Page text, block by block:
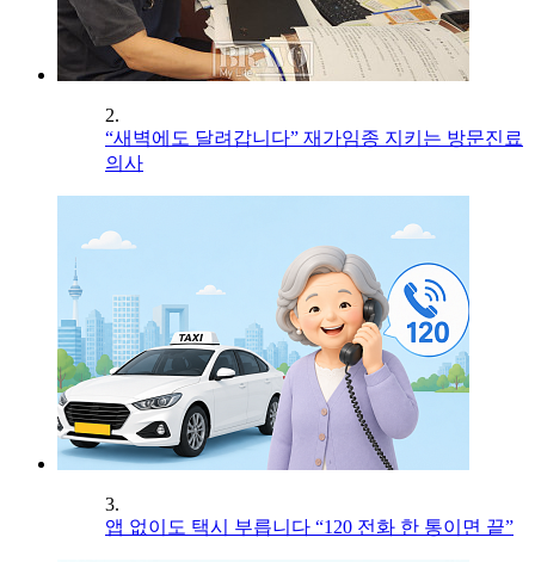
2.
“새벽에도 달려갑니다” 재가임종 지키는 방문진료
의사
3.
앱 없이도 택시 부릅니다 “120 전화 한 통이면 끝”